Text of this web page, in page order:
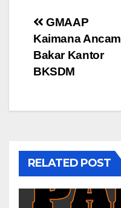
Post
navigation
GMAAP
Kaimana Ancam
Bakar Kantor
BKSDM
RELATED POST